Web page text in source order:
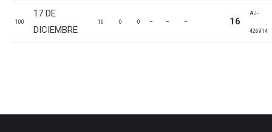
100
17 DE
DICIEMBRE
16 0 0 – – – 16
AJ-
426914